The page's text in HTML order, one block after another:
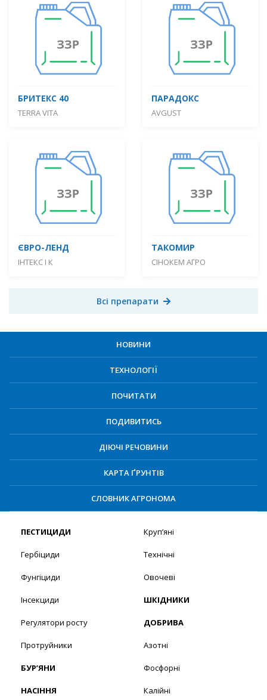
БРИТЕКС 40
TERRA VITA
ПАРАДОКС
AVGUST
ЄВРО-ЛЕНД
ІНТЕКС І К
ТАКОМИР
СІНОКЕМ АГРО
Всі препарати
НОВИНИ
ТЕХНОЛОГІЇ
ПОЧИТАТИ
ПОДИВИТИСЬ
ДІЮЧІ РЕЧОВИНИ
КАРТА ҐРУНТІВ
СЛОВНИК АГРОНОМА
ПЕСТИЦИДИ
Гербіциди
Фунгіциди
Інсекциди
Регулятори росту
Протруйники
БУР’ЯНИ
НАСІННЯ
Круп’яні
Технічні
Овочеві
ШКІДНИКИ
ДОБРИВА
Азотні
Фосфорні
Калійні